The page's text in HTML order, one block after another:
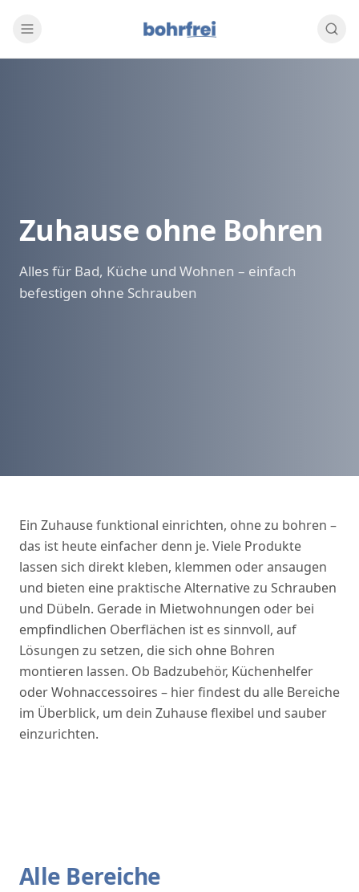
Zuhause ohne Bohren
Alles für Bad, Küche und Wohnen – einfach
befestigen ohne Schrauben
Ein Zuhause funktional einrichten, ohne zu bohren –
das ist heute einfacher denn je. Viele Produkte
lassen sich direkt kleben, klemmen oder ansaugen
und bieten eine praktische Alternative zu Schrauben
und Dübeln. Gerade in Mietwohnungen oder bei
empfindlichen Oberflächen ist es sinnvoll, auf
Lösungen zu setzen, die sich ohne Bohren
montieren lassen. Ob Badzubehör, Küchenhelfer
oder Wohnaccessoires – hier findest du alle Bereiche
im Überblick, um dein Zuhause flexibel und sauber
einzurichten.
Alle Bereiche